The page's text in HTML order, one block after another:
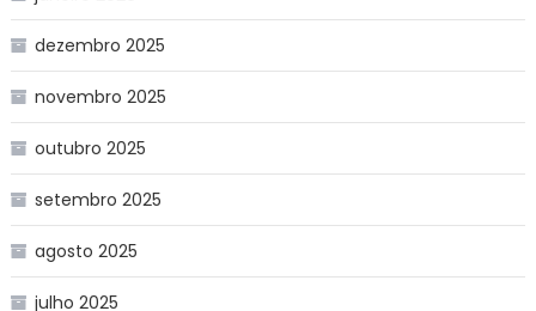
dezembro 2025
novembro 2025
outubro 2025
setembro 2025
agosto 2025
julho 2025